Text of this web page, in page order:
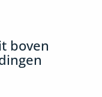
boven